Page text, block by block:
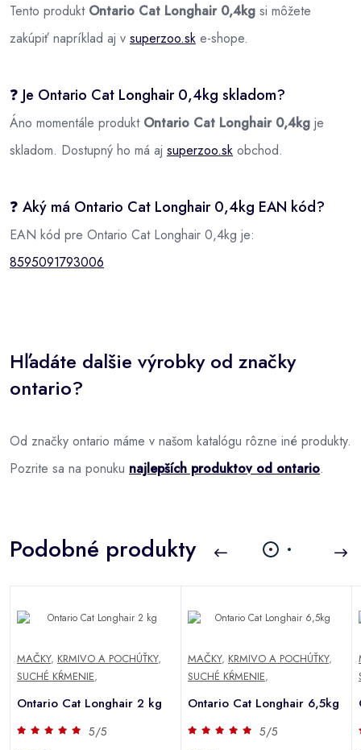
Tento produkt Ontario Cat Longhair 0,4kg si môžete
zakúpiť napríklad aj v superzoo.sk e-shope.
❓ Je Ontario Cat Longhair 0,4kg skladom?
Áno momentále produkt Ontario Cat Longhair 0,4kg je
skladom. Dostupný ho má aj superzoo.sk obchod.
❓ Aký má Ontario Cat Longhair 0,4kg EAN kód?
EAN kód pre Ontario Cat Longhair 0,4kg je:
8595091793006
Hľadáte dalšie výrobky od značky
ontario?
Od značky ontario máme v našom katalógu rôzne iné produkty.
Pozrite sa na ponuku najlepších produktov od ontario.
Podobné produkty
MAČKY, KRMIVO A POCHÚŤKY,
SUCHÉ KŔMENIE,
Ontario Cat Longhair 2 kg
5/5
MAČKY, KRMIVO A POCHÚŤKY,
SUCHÉ KŔMENIE,
Ontario Cat Longhair 6,5kg
5/5